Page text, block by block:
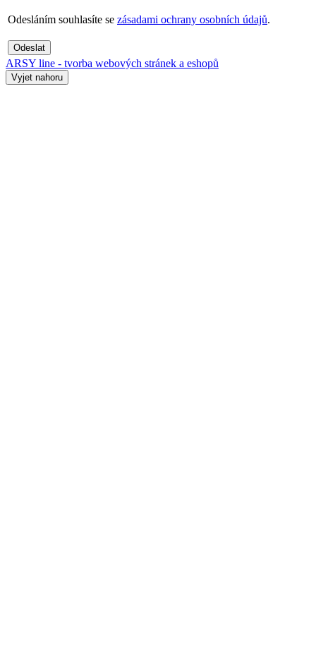
Odesláním souhlasíte se zásadami ochrany osobních údajů.
Odeslat
ARSY line - tvorba webových stránek a eshopů
Vyjet nahoru